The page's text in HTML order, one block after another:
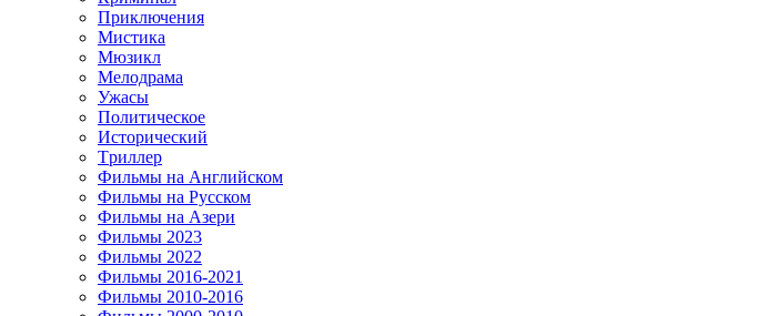
Приключения
Мистика
Мюзикл
Мелодрама
Ужасы
Политическое
Исторический
Tриллер
Фильмы на Английском
Фильмы на Русском
Фильмы на Азери
Фильмы 2023
Фильмы 2022
Фильмы 2016-2021
Фильмы 2010-2016